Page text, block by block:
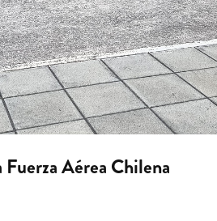
Aérea Chilena